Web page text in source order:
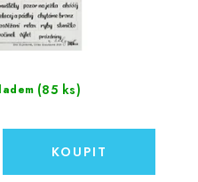
(85 ks)